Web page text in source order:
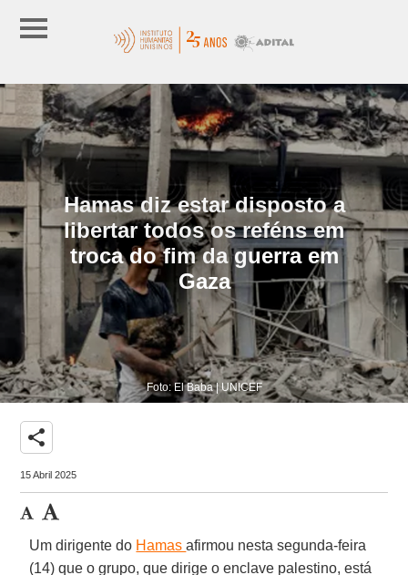
Hamas diz estar disposto a
libertar todos os reféns em
troca do fim da guerra em
Gaza
Foto: El Baba | UNICEF
share
15 Abril 2025
Um dirigente do Hamasafirmou nesta segunda-feira
(14) que o grupo, que dirige o enclave palestino, está